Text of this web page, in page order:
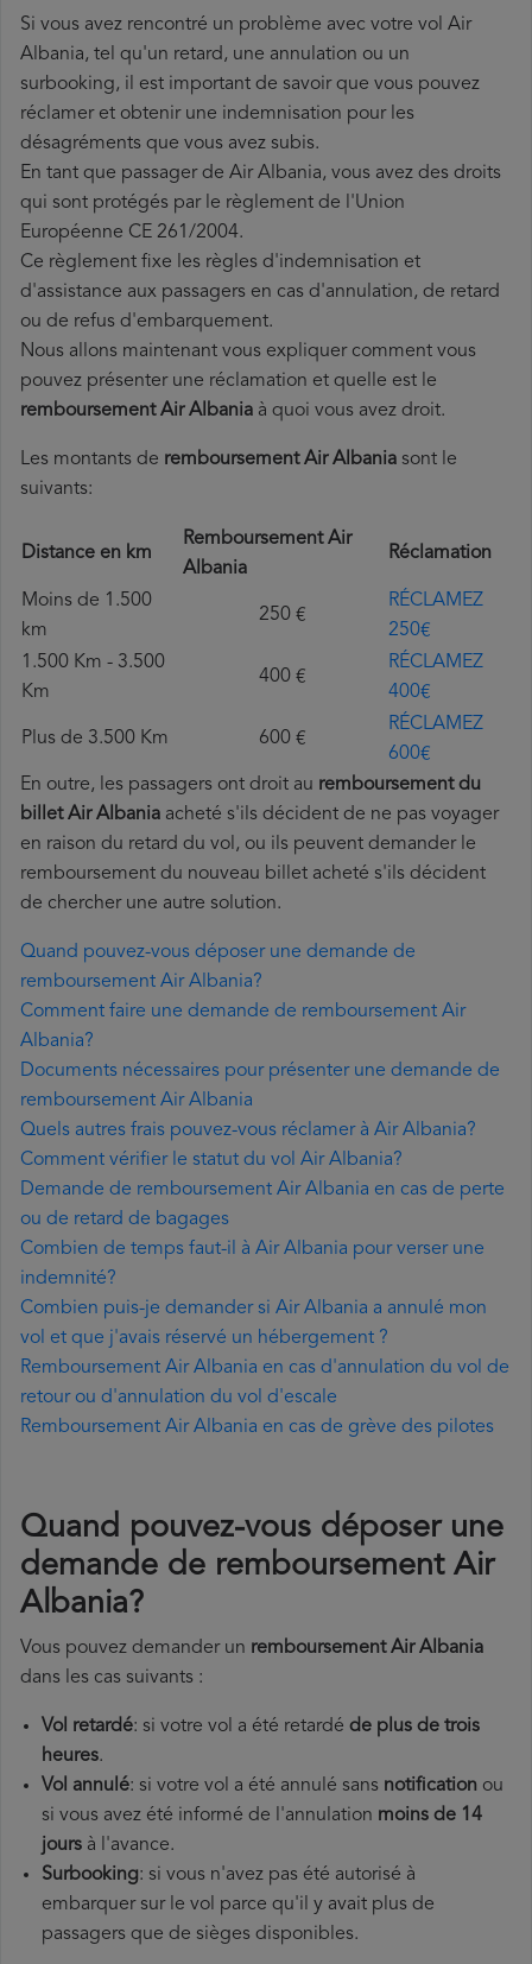
Si vous avez rencontré un problème avec votre vol Air
Albania, tel qu'un retard, une annulation ou un
surbooking, il est important de savoir que vous pouvez
réclamer et obtenir une indemnisation pour les
désagréments que vous avez subis.
En tant que passager de Air Albania, vous avez des droits
qui sont protégés par le règlement de l'Union
Européenne CE 261/2004.
Ce règlement fixe les règles d'indemnisation et
d'assistance aux passagers en cas d'annulation, de retard
ou de refus d'embarquement.
Nous allons maintenant vous expliquer comment vous
pouvez présenter une réclamation et quelle est le
remboursement Air Albania à quoi vous avez droit.
Les montants de remboursement Air Albania sont le
suivants:
Distance en km
Remboursement Air
Albania
Réclamation
Moins de 1.500
km
250 €
RÉCLAMEZ
250€
1.500 Km - 3.500
Km
400 €
RÉCLAMEZ
400€
Plus de 3.500 Km 600 €
RÉCLAMEZ
600€
En outre, les passagers ont droit au remboursement du
billet Air Albania acheté s'ils décident de ne pas voyager
en raison du retard du vol, ou ils peuvent demander le
remboursement du nouveau billet acheté s'ils décident
de chercher une autre solution.
Quand pouvez-vous déposer une demande de
remboursement Air Albania?
Comment faire une demande de remboursement Air
Albania?
Documents nécessaires pour présenter une demande de
remboursement Air Albania
Quels autres frais pouvez-vous réclamer à Air Albania?
Comment vérifier le statut du vol Air Albania?
Demande de remboursement Air Albania en cas de perte
ou de retard de bagages
Combien de temps faut-il à Air Albania pour verser une
indemnité?
Combien puis-je demander si Air Albania a annulé mon
vol et que j'avais réservé un hébergement ?
Remboursement Air Albania en cas d'annulation du vol de
retour ou d'annulation du vol d'escale
Remboursement Air Albania en cas de grève des pilotes
Quand pouvez-vous déposer une
demande de remboursement Air
Albania?
Vous pouvez demander un remboursement Air Albania
dans les cas suivants :
Vol retardé: si votre vol a été retardé de plus de trois
heures.
Vol annulé: si votre vol a été annulé sans notification ou
si vous avez été informé de l'annulation moins de 14
jours à l'avance.
Surbooking: si vous n'avez pas été autorisé à
embarquer sur le vol parce qu'il y avait plus de
passagers que de sièges disponibles.